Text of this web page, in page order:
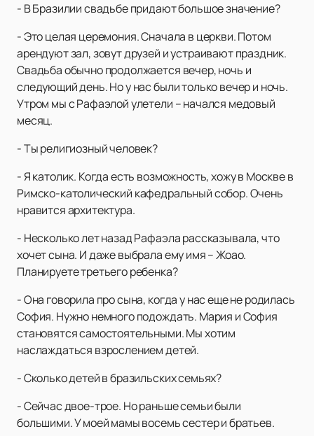
- В Бразилии свадьбе придают большое значение?
- Это целая церемония. Сначала в церкви. Потом
арендуют зал, зовут друзей и устраивают праздник.
Свадьба обычно продолжается вечер, ночь и
следующий день. Но у нас были только вечер и ночь.
Утром мы с Рафаэлой улетели – начался медовый
месяц.
- Ты религиозный человек?
- Я католик. Когда есть возможность, хожу в Москве в
Римско-католический кафедральный собор. Очень
нравится архитектура.
- Несколько лет назад Рафаэла рассказывала, что
хочет сына. И даже выбрала ему имя – Жоао.
Планируете третьего ребенка?
- Она говорила про сына, когда у нас еще не родилась
София. Нужно немного подождать. Мария и София
становятся самостоятельными. Мы хотим
наслаждаться взрослением детей.
- Сколько детей в бразильских семьях?
- Сейчас двое-трое. Но раньше семьи были
большими. У моей мамы восемь сестер и братьев.